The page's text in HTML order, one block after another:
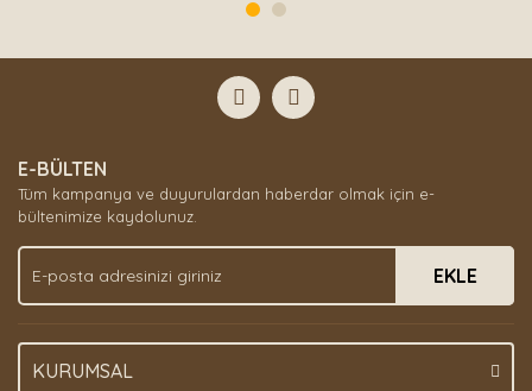
E-BÜLTEN
Tüm kampanya ve duyurulardan haberdar olmak için e-
bültenimize kaydolunuz.
EKLE
KURUMSAL